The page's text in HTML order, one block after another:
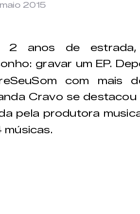
2015
2 anos de
gravar um EP.
com mais
Cravo se destacou
pela produtora
músicas.